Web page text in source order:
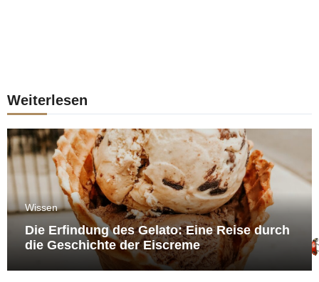
Weiterlesen
Wissen
Die Erfindung des Gelato: Eine Reise durch
die Geschichte der Eiscreme